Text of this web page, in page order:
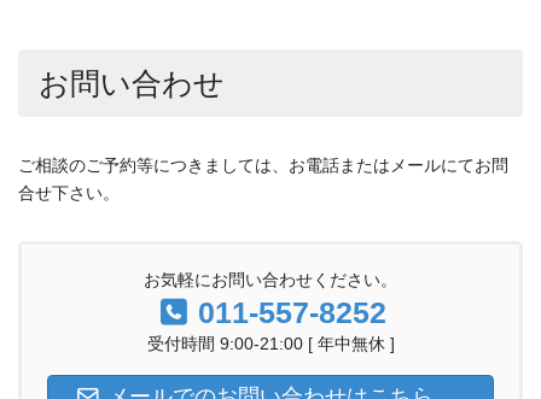
お問い合わせ
ご相談のご予約等につきましては、お電話またはメールにてお問
合せ下さい。
お気軽にお問い合わせください。
011-557-8252
受付時間 9:00-21:00 [ 年中無休 ]